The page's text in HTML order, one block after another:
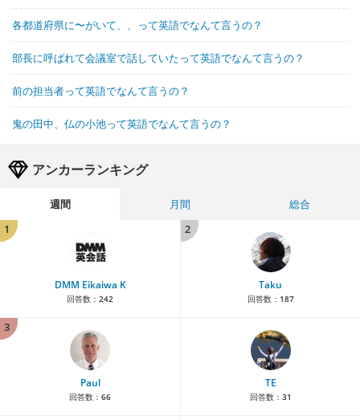
各都道府県に〜がいて、、って英語でなんて言うの？
部長に呼ばれて会議室で話していたって英語でなんて言うの？
前の担当者って英語でなんて言うの？
鬼の田中、仏の小池って英語でなんて言うの？
アンカーランキング
週間 月間
総合
1
DMM Eikaiwa K
回答数： 242
2
Taku
回答数： 187
3
Paul
回答数： 66
TE
回答数： 31